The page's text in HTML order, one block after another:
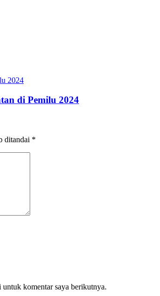
di Pemilu 2024
ditandai *
untuk komentar saya berikutnya.